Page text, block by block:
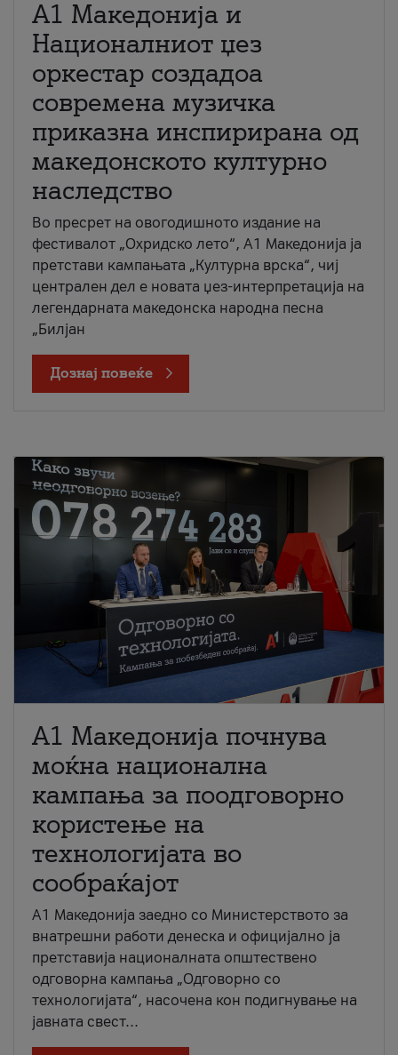
А1 Македонија и
Националниот џез
оркестар создадоа
современа музичка
приказна инспирирана од
македонското културно
наследство
Во пресрет на овогодишното издание на
фестивалот „Охридско лето“, А1 Македонија ја
претстави кампањата „Културна врска“, чиј
централен дел е новата џез-интерпретација на
легендарната македонска народна песна
„Билјан
Дознај повеќе
A1 Македонија почнува
моќна национална
кампања за поодговорно
користење на
технологијата во
сообраќајот
A1 Македонија заедно со Министерството за
внатрешни работи денеска и официјално ја
претставија националната општествено
одговорна кампања „Одговорно со
технологијата“, насочена кон подигнување на
јавната свест...